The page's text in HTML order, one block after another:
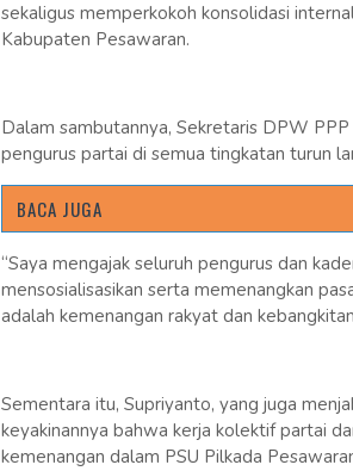
sekaligus memperkokoh konsolidasi
Kabupaten Pesawaran.
Dalam sambutannya, Sekretaris DPW
pengurus partai di semua tingkatan turun
BACA JUGA
“Saya mengajak seluruh pengurus dan
mensosialisasikan serta memenangkan
adalah kemenangan rakyat dan
Sementara itu, Supriyanto, yang juga
keyakinannya bahwa kerja kolektif partai
kemenangan dalam PSU Pilkada